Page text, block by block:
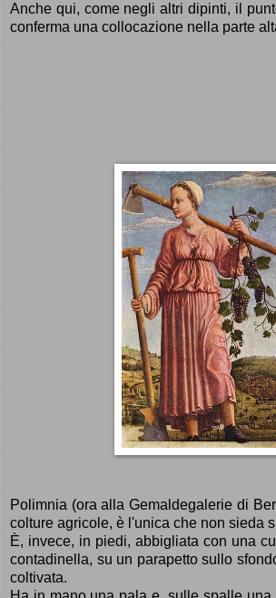
Anche qui, come negli altri dipinti, il
conferma una collocazione nella parte
Polimnia (ora alla Gemaldegalerie di
colture agricole, è l'unica che non sieda
È, invece, in piedi, abbigliata con una
contadinella, su un parapetto sullo
coltivata.